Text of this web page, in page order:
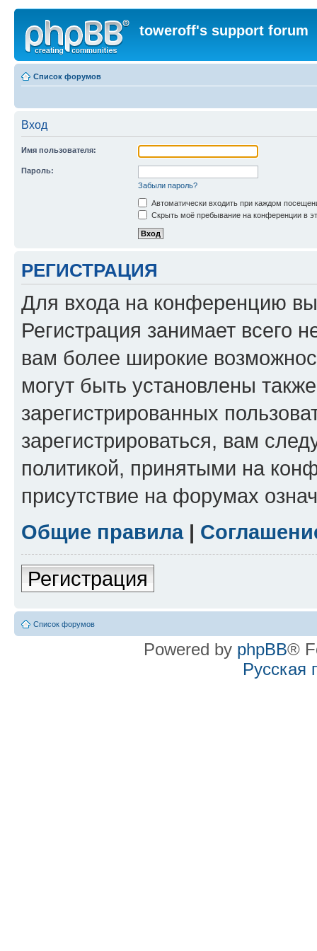
toweroff's support forum
Список форумов
Вход
Имя пользователя:
Пароль:
Забыли пароль?
Автоматически входить при каждом
Скрыть моё пребывание на конференции в
РЕГИСТРАЦИЯ
Для входа на конференцию
Регистрация занимает всего
вам более широкие
могут быть установлены
зарегистрированных
зарегистрироваться, вам
политикой, принятыми на
присутствие на форумах
Общие правила|
Регистрация
Список форумов
Powered by phpBB®
Русская